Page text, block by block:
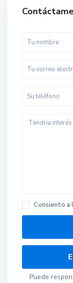
Consiento a
Puede